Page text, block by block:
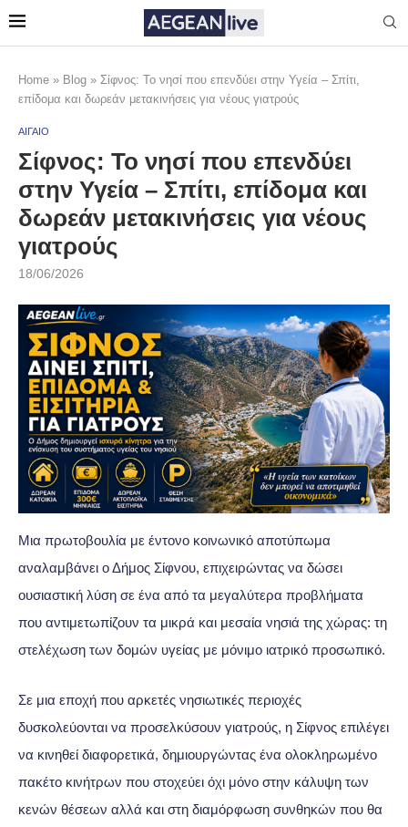
Home » Blog » Σίφνος: Το νησί που επενδύει στην Υγεία – Σπίτι,
επίδομα και δωρεάν μετακινήσεις για νέους γιατρούς
ΑΙΓΑΙΟ
Σίφνος: Το νησί που επενδύει
στην Υγεία – Σπίτι, επίδομα και
δωρεάν μετακινήσεις για νέους
γιατρούς
18/06/2026
Μια πρωτοβουλία με έντονο κοινωνικό αποτύπωμα
αναλαμβάνει ο Δήμος Σίφνου, επιχειρώντας να δώσει
ουσιαστική λύση σε ένα από τα μεγαλύτερα προβλήματα
που αντιμετωπίζουν τα μικρά και μεσαία νησιά της χώρας: τη
στελέχωση των δομών υγείας με μόνιμο ιατρικό προσωπικό.
Σε μια εποχή που αρκετές νησιωτικές περιοχές
δυσκολεύονται να προσελκύσουν γιατρούς, η Σίφνος επιλέγει
να κινηθεί διαφορετικά, δημιουργώντας ένα ολοκληρωμένο
πακέτο κινήτρων που στοχεύει όχι μόνο στην κάλυψη των
κενών θέσεων αλλά και στη διαμόρφωση συνθηκών που θα